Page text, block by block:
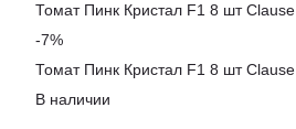
Томат Пинк Кристал F1 8 шт Clause
-7%
Томат Пинк Кристал F1 8 шт Clause
В наличии